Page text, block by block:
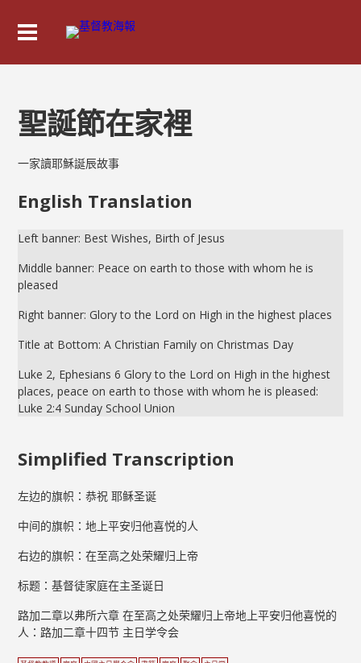
聖誕節在家裡
一家讀耶穌誕辰故事
English Translation
Left banner: Best Wishes, Birth of Jesus
Middle banner: Peace on earth to those with whom he is
pleased
Right banner: Glory to the Lord on High in the highest places
Title at Bottom: A Christian Family on Christmas Day
Luke 2, Ephesians 6 Glory to the Lord on High in the highest
places, peace on earth to those with whom he is pleased:
Luke 2:4 Sunday School Union
Simplified Transcription
左边的旗帜：恭祝 耶稣圣诞
中间的旗帜：地上平安归他喜悦的人
右边的旗帜：在至高之处荣耀归上帝
标题：基督徒家庭在主圣诞日
路加二章以弗所六章 在至高之处荣耀归上帝地上平安归他喜悦的
人：路加二章十四节 主日学令会